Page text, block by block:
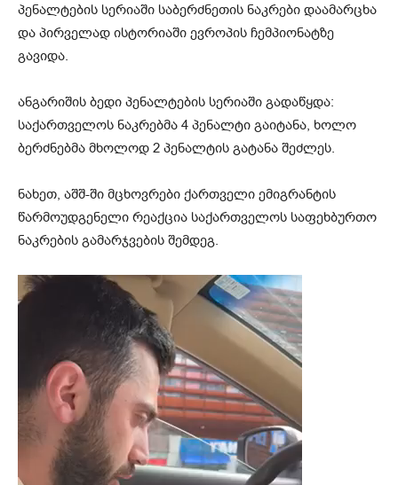
პენალტების სერიაში საბერძნეთის ნაკრები დაამარცხა
და პირველად ისტორიაში ევროპის ჩემპიონატზე
გავიდა.
ანგარიშის ბედი პენალტების სერიაში გადაწყდა:
საქართველოს ნაკრებმა 4 პენალტი გაიტანა, ხოლო
ბერძნებმა მხოლოდ 2 პენალტის გატანა შეძლეს.
ნახეთ, აშშ-ში მცხოვრები ქართველი ემიგრანტის
წარმოუდგენელი რეაქცია საქართველოს საფეხბურთო
ნაკრების გამარჯვების შემდეგ.
ი
დ
მ